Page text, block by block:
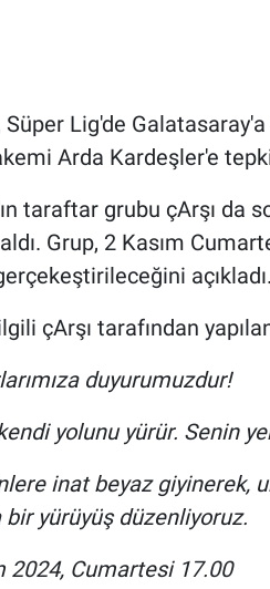
Lig'de
Arda Kardeşler'e
taraftar grubu çArşı da
Grup, 2 Kasım
açıkladı.
çArşı tarafından
duyurumuzdur!
yolunu yürür. Senin
inat beyaz giyinerek,
bir yürüyüş düzenliyoruz.
2024, Cumartesi 17.00